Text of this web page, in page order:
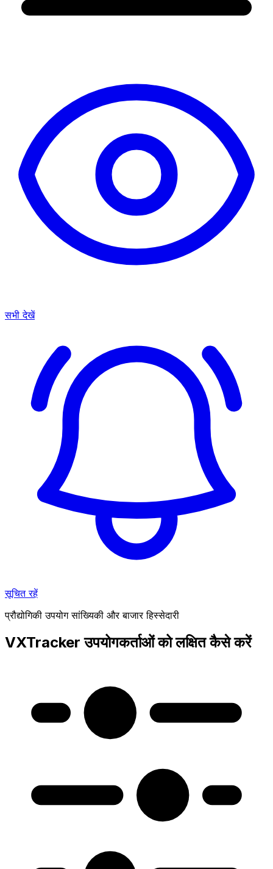
सभी देखें
सूचित रहें
प्रौद्योगिकी उपयोग सांख्यिकी और बाजार हिस्सेदारी
VXTracker उपयोगकर्ताओं को लक्षित कैसे करें